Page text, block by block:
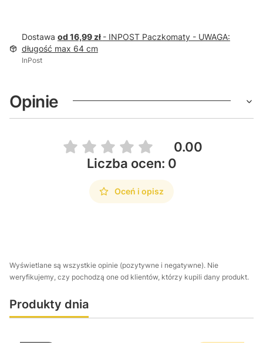
Dostawa od 16,99 zł - INPOST Paczkomaty - UWAGA:
długość max 64 cm
InPost
Opinie
0.00
Liczba ocen: 0
Oceń i opisz
Wyświetlane są wszystkie opinie (pozytywne i negatywne). Nie
weryfikujemy, czy pochodzą one od klientów, którzy kupili dany produkt.
Produkty dnia